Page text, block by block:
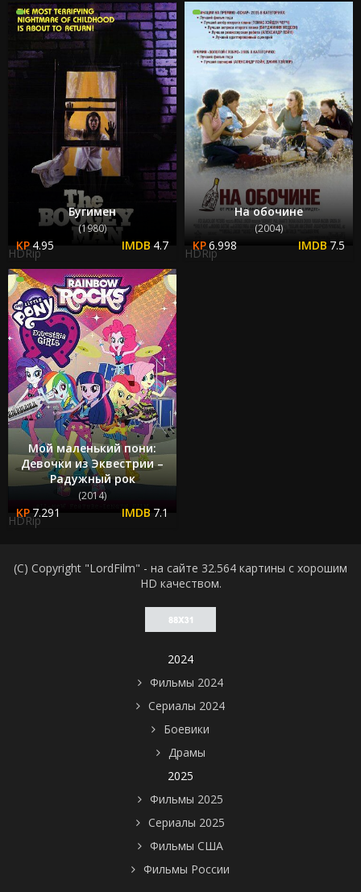
Бугимен
(1980)
4.95 4.7
HDRip
На обочине
(2004)
6.998 7.5
HDRip
Мой маленький пони:
Девочки из Эквестрии –
Радужный рок
(2014)
7.291 7.1
HDRip
(C) Copyright "LordFilm" - на сайте 32.564 картины с хорошим
HD качеством.
2024
Фильмы 2024
Сериалы 2024
Боевики
Драмы
2025
Фильмы 2025
Сериалы 2025
Фильмы США
Фильмы России